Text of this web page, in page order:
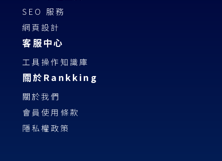
SEO 服務
網頁設計
客服中心
工具操作知識庫
關於Rankking
關於我們
會員使用條款
隱私權政策